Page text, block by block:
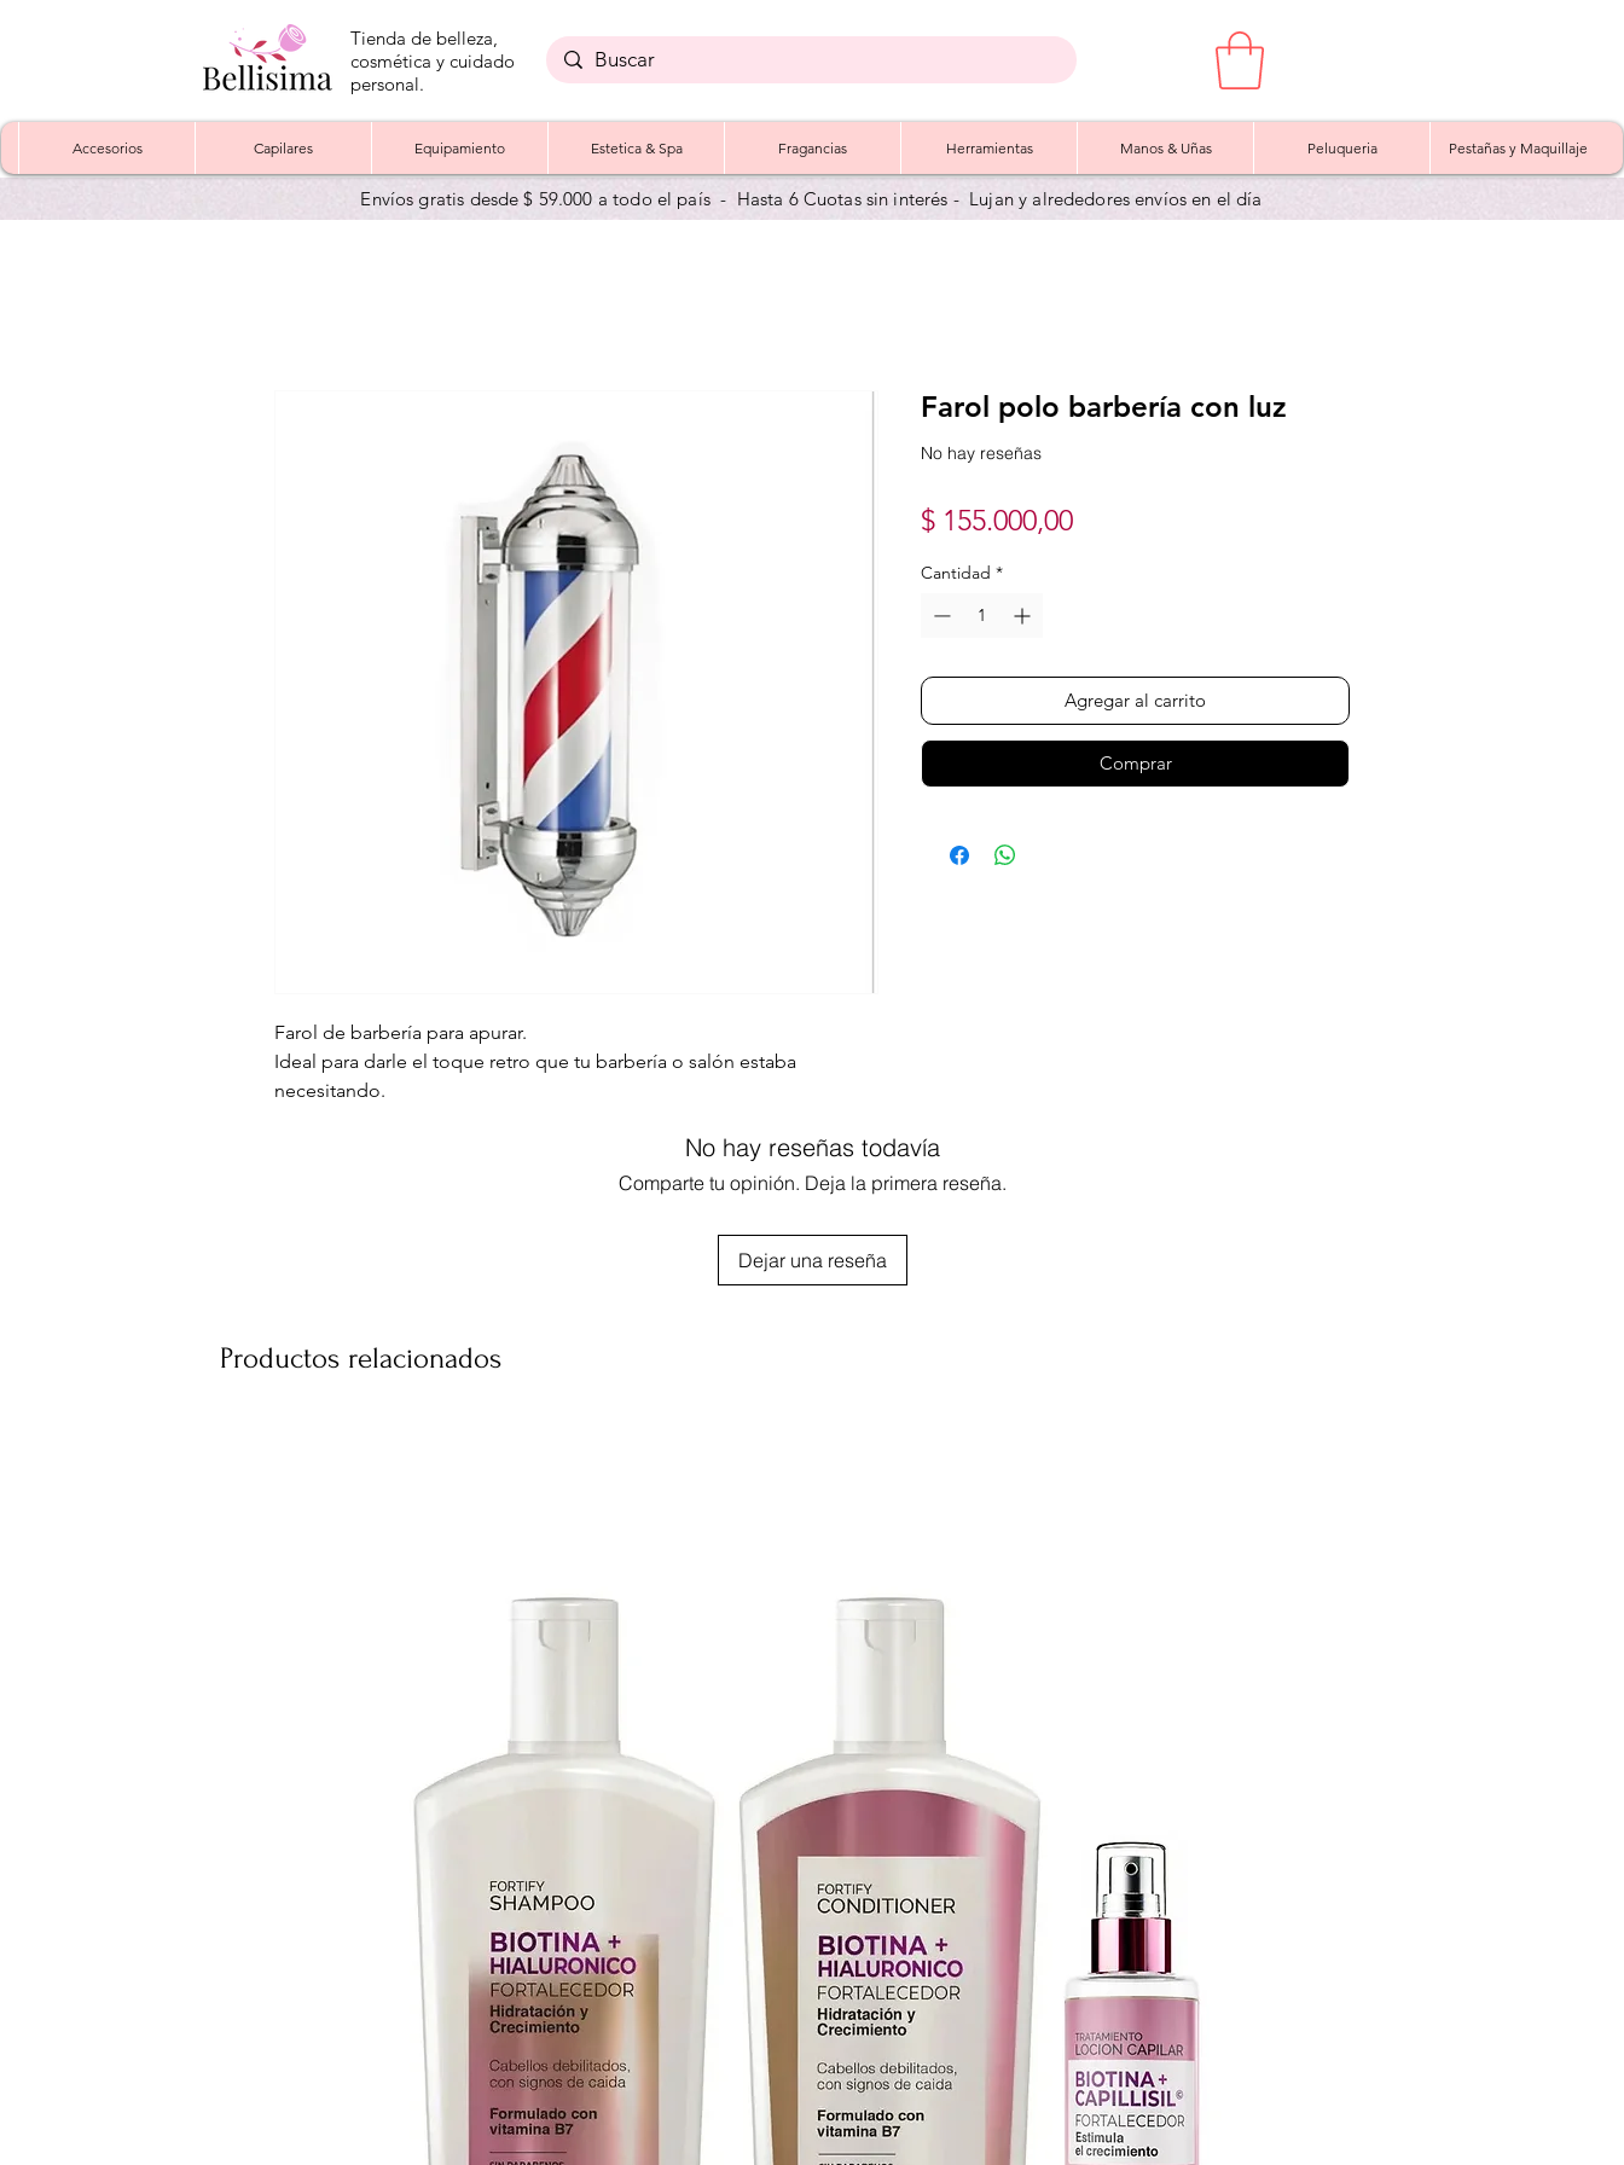
Tienda de belleza,
cosmética y cuidado
personal.
Accesorios Capilares Equipamiento Estetica & Spa Fragancias Herramientas Manos & Uñas Peluqueria Pestañas y Maquillaje
Envíos gratis desde $ 59.000 a todo el país - Hasta 6 Cuotas sin interés - Lujan y alrededores envíos en el día
Farol de barbería para apurar.
Ideal para darle el toque retro que tu barbería o salón estaba
necesitando.
- Sombreros confeccionado en PVC Galvanizado resistente al calor
- Pared del tubo exterior transparente de 1.5mm de espesor de
- Soporte de acero inoxidable de fácil instalación incluido
Farol polo barbería con luz
No hay reseñas
$ 155.000,00Precio
Cantidad *
Agregar al carrito
Comprar
No hay reseñas todavía
Comparte tu opinión. Deja la primera reseña.
Dejar una reseña
Productos relacionados